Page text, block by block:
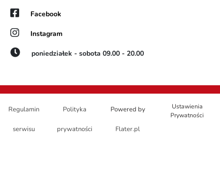
Facebook
Instagram
poniedziałek - sobota 09.00 - 20.00
Regulamin
serwisu
Polityka
prywatności
Powered by
Flater.pl
Ustawienia
Prywatności